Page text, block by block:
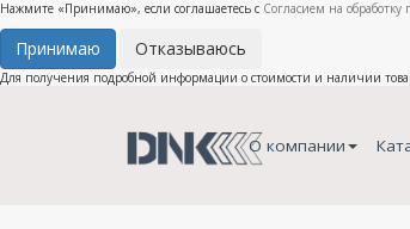
Нажмите «Принимаю», если соглашаетесь с Согласием на
Принимаю Отказываюсь
Для получения подробной информации о стоимости и наличии
О компании